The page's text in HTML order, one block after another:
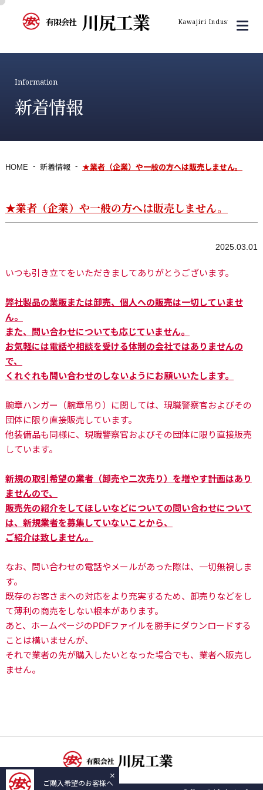
有限会社 川尻工業 Kawajiri Industry Inc.
Information
新着情報
HOME 新着情報 ★業者（企業）や一般の方へは販売しません。
★業者（企業）や一般の方へは販売しません。
2025.03.01
いつも引き立てをいただきましてありがとうございます。
弊社製品の業販または卸売、個人への販売は一切していませ
ん。
また、問い合わせについても応じていません。
お気軽には電話や相談を受ける体制の会社ではありませんの
で、
くれぐれも問い合わせのしないようにお願いいたします。
腕章ハンガー（腕章吊り）に関しては、現職警察官およびその
団体に限り直接販売しています。
他装備品も同様に、現職警察官およびその団体に限り直接販売
しています。
新規の取引希望の業者（卸売や二次売り）を増やす計画はあり
ませんので、
販売先の紹介をしてほしいなどについての問い合わせについて
は、新規業者を募集していないことから、
ご紹介は致しません。
なお、問い合わせの電話やメールがあった際は、一切無視しま
す。
既存のお客さまへの対応をより充実するため、卸売りなどをし
て薄利の商売をしない根本があります。
あと、ホームページのPDFファイルを勝手にダウンロードする
ことは構いませんが、
それで業者の先が購入したいとなった場合でも、業者へ販売し
ません。
×
ご購入希望のお客様へ